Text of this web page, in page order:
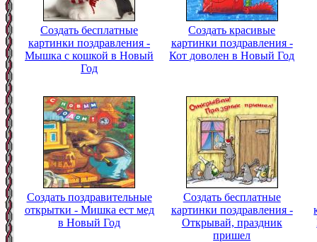
Создать бесплатные
картинки поздравления -
Мышка с кошкой в Новый
Год
Создать красивые
картинки поздравления -
Кот доволен в Новый Год
Создать поздравительные
открытки - Мишка ест мед
в Новый Год
Создать бесплатные
картинки поздравления -
Открывай, праздник
пришел